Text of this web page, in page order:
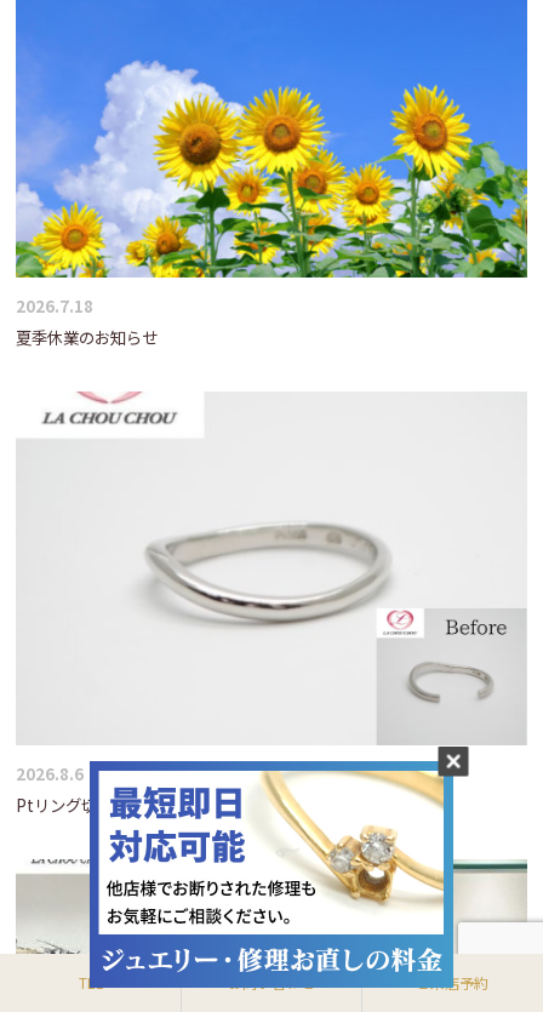
2026.7.18
夏季休業のお知らせ
2026.8.6
Ptリング切断 サイズアップ＆再刻印も可能です
TEL ご来店予約